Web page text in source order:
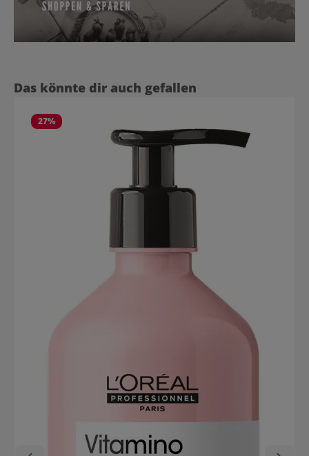
Produktgalerie überspringen
Das könnte dir auch gefallen
27%